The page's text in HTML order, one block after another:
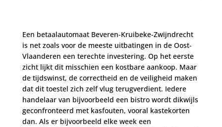
Een betaalautomaat Beveren-Kruibeke-Zwijndrecht
is net zoals voor de meeste uitbatingen in de Oost-
Vlaanderen een terechte investering. Op het eerste
zicht lijkt dit misschien een kostbare aankoop. Maar
de tijdswinst, de correctheid en de veiligheid maken
dat dit toestel zich zelf vlug terugverdient. Iedere
handelaar van bijvoorbeeld een bistro wordt dikwijls
geconfronteerd met kasfouten, vooral kastekorten
dan. Als er bijvoorbeeld elke week een